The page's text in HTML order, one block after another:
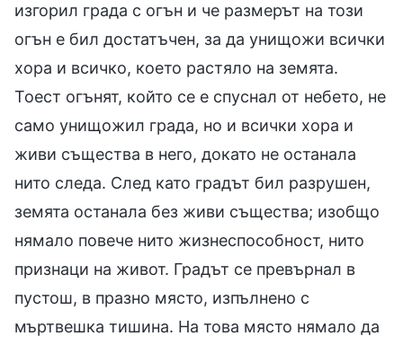
изгорил града с огън и че размерът на този
огън е бил достатъчен, за да унищожи всички
хора и всичко, което растяло на земята.
Тоест огънят, който се е спуснал от небето, не
само унищожил града, но и всички хора и
живи същества в него, докато не останала
нито следа. След като градът бил разрушен,
земята останала без живи същества; изобщо
нямало повече нито жизнеспособност, нито
признаци на живот. Градът се превърнал в
пустош, в празно място, изпълнено с
мъртвешка тишина. На това място нямало да